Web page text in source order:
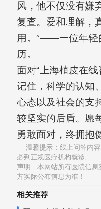
风，他不仅没有嫌
复查。爱和理解，
用。”——一位年轻
历。
面对“上海植皮在
记住，科学的认知
心态以及社会的支
较坚实的后盾。愿
勇敢面对，终拥抱
温馨提示：线上问答内
必到正规医疗机构就诊,
声明：本网站所有医院信
方实际公布信息为准！
相关推荐